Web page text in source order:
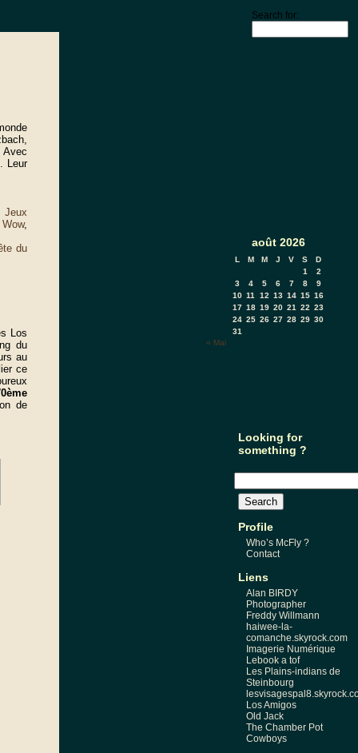
Search for:
août 2026
L M M J V S
D
1
2
3
4 5 6 7 8
9
10 11 12 13 14 15 16
17 18 19 20 21 22 23
24 25 26 27 28 29 30
31
« Mai
Avec
Leur
Jeux
,
du
Los
du
au
ce
de
Looking for
something ?
Profile
Who’s McFly ?
Contact
Liens
Alan BIRDY
Photographer
Freddy Willmann
haiwee-la-
comanche.skyrock.com
Imagerie Numérique
Lebook a tof
Les Plains-indians de
Steinbourg
Los Amigos
Old Jack
The Chamber Pot
Cowboys